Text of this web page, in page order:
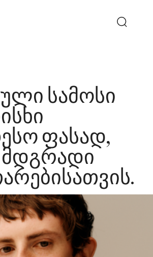
სამოსი
ფასად,